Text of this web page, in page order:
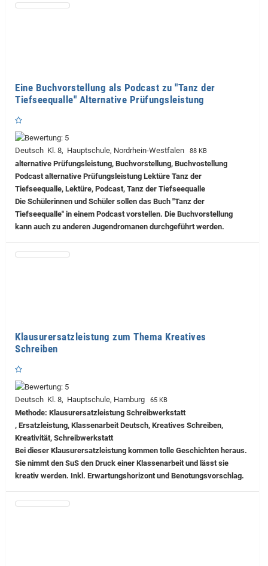
Eine Buchvorstellung als Podcast zu "Tanz der
Tiefseequalle" Alternative Prüfungsleistung
Deutsch Kl. 8, Hauptschule, Nordrhein-Westfalen 88 KB
alternative Prüfungsleistung, Buchvorstellung, Buchvostellung
Podcast alternative Prüfungsleistung Lektüre Tanz der
Tiefseequalle, Lektüre, Podcast, Tanz der Tiefseequalle
Die Schülerinnen und Schüler sollen das Buch "Tanz der
Tiefseequalle" in einem Podcast vorstellen. Die Buchvorstellung
kann auch zu anderen Jugendromanen durchgeführt werden.
Klausurersatzleistung zum Thema Kreatives
Schreiben
Deutsch Kl. 8, Hauptschule, Hamburg 65 KB
Methode: Klausurersatzleistung Schreibwerkstatt
, Ersatzleistung, Klassenarbeit Deutsch, Kreatives Schreiben,
Kreativität, Schreibwerkstatt
Bei dieser Klausurersatzleistung kommen tolle Geschichten heraus.
Sie nimmt den SuS den Druck einer Klassenarbeit und lässt sie
kreativ werden. Inkl. Erwartungshorizont und Benotungsvorschlag.